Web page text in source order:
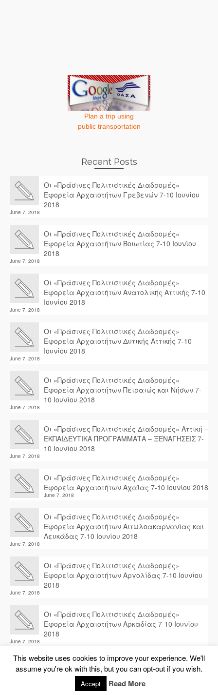
Plan a trip using
public transportation
Recent Posts
Οι «Πράσινες Πολιτιστικές Διαδρομές»
Εφορεία Αρχαιοτήτων Γρεβενών 7-10 Ιουνίου
2018
June 7, 2018
Οι «Πράσινες Πολιτιστικές Διαδρομές»
Εφορεία Αρχαιοτήτων Βοιωτίας 7-10 Ιουνίου
2018
June 7, 2018
Οι «Πράσινες Πολιτιστικές Διαδρομές»
Εφορεία Αρχαιοτήτων Ανατολικής Αττικής 7-10
Ιουνίου 2018
June 7, 2018
Οι «Πράσινες Πολιτιστικές Διαδρομές»
Εφορεία Αρχαιοτήτων Δυτικής Αττικής 7-10
Ιουνίου 2018
June 7, 2018
Οι «Πράσινες Πολιτιστικές Διαδρομές»
Εφορεία Αρχαιοτήτων Πειραιώς και Νήσων 7-
10 Ιουνίου 2018
June 7, 2018
Οι «Πράσινες Πολιτιστικές Διαδρομές» Αττική –
ΕΚΠΑΙΔΕΥΤΙΚΑ ΠΡΟΓΡΑΜΜΑΤΑ – ΞΕΝΑΓΗΣΕΙΣ 7-
10 Ιουνίου 2018
June 7, 2018
Οι «Πράσινες Πολιτιστικές Διαδρομές»
Εφορεία Αρχαιοτήτων Αχαΐας 7-10 Ιουνίου 2018
June 7, 2018
Οι «Πράσινες Πολιτιστικές Διαδρομές»
Εφορεία Αρχαιοτήτων Αιτωλοακαρνανίας και
Λευκάδας 7-10 Ιουνίου 2018
June 7, 2018
Οι «Πράσινες Πολιτιστικές Διαδρομές»
Εφορεία Αρχαιοτήτων Αργολίδας 7-10 Ιουνίου
2018
June 7, 2018
Οι «Πράσινες Πολιτιστικές Διαδρομές»
Εφορεία Αρχαιοτήτων Αρκαδίας 7-10 Ιουνίου
2018
June 7, 2018
This website uses cookies to improve your experience. We'll
assume you're ok with this, but you can opt-out if you wish.
Accept Read More